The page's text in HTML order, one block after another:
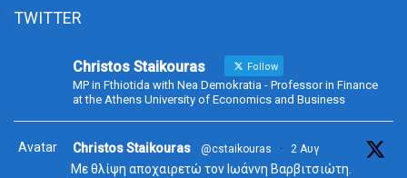
TWITTER
Christos Staikouras Follow
MP in Fthiotida with Nea Demokratia - Professor in Finance
at the Athens University of Economics and Business
Avatar Christos Staikouras @cstaikouras · 2 Αυγ
Με θλίψη αποχαιρετώ τον Ιωάννη Βαρβιτσιώτη.